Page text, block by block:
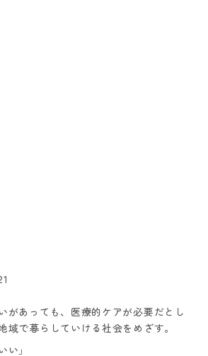
があっても、医療的ケアが必要だとし
域で暮らしていける社会をめざす。
い」